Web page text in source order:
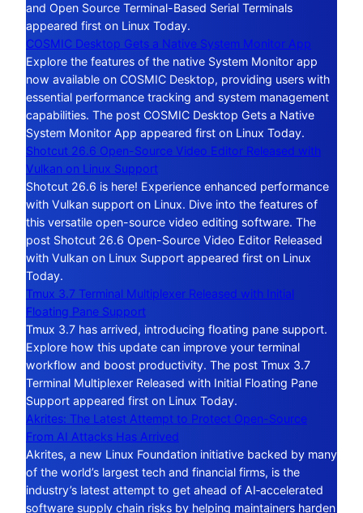
and Open Source Terminal-Based Serial Terminals
appeared first on Linux Today.
COSMIC Desktop Gets a Native System Monitor App
Explore the features of the native System Monitor app
now available on COSMIC Desktop, providing users with
essential performance tracking and system management
capabilities. The post COSMIC Desktop Gets a Native
System Monitor App appeared first on Linux Today.
Shotcut 26.6 Open-Source Video Editor Released with
Vulkan on Linux Support
Shotcut 26.6 is here! Experience enhanced performance
with Vulkan support on Linux. Dive into the features of
this versatile open-source video editing software. The
post Shotcut 26.6 Open-Source Video Editor Released
with Vulkan on Linux Support appeared first on Linux
Today.
Tmux 3.7 Terminal Multiplexer Released with Initial
Floating Pane Support
Tmux 3.7 has arrived, introducing floating pane support.
Explore how this update can improve your terminal
workflow and boost productivity. The post Tmux 3.7
Terminal Multiplexer Released with Initial Floating Pane
Support appeared first on Linux Today.
Akrites: The Latest Attempt to Protect Open-Source
From AI Attacks Has Arrived
Akrites, a new Linux Foundation initiative backed by many
of the world’s largest tech and financial firms, is the
industry’s latest attempt to get ahead of AI‑accelerated
software supply chain risks by helping maintainers harden